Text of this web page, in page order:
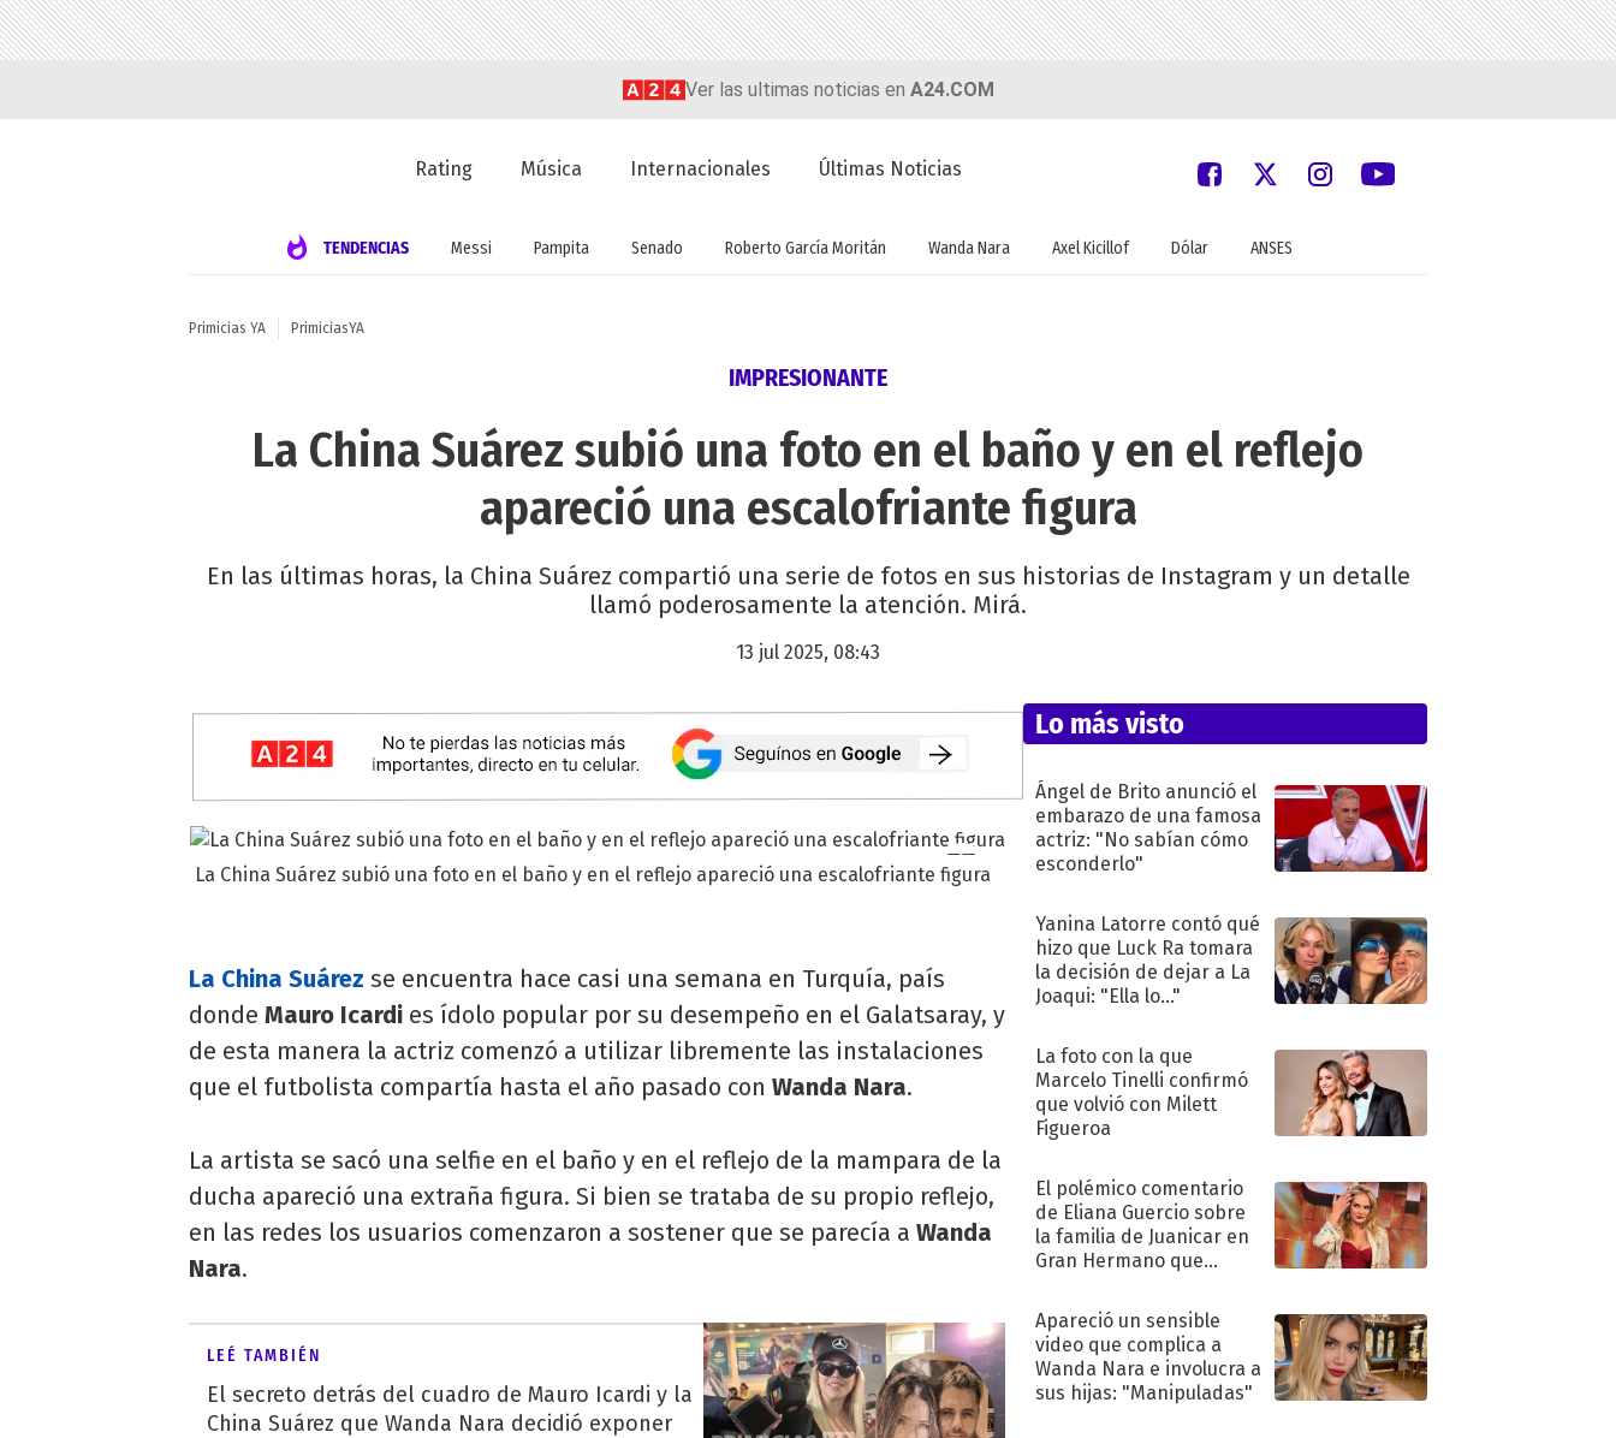
Ver las ultimas noticias en A24.COM
Rating Música Internacionales Últimas Noticias
TENDENCIAS Messi Pampita Senado Roberto García Moritán Wanda Nara Axel Kicillof Dólar ANSES
Primicias YA PrimiciasYA
IMPRESIONANTE
La China Suárez subió una foto en el baño y en el reflejo
apareció una escalofriante figura
En las últimas horas, la China Suárez compartió una serie de fotos en sus historias de Instagram y un detalle
llamó poderosamente la atención. Mirá.
13 jul 2025, 08:43
La China Suárez subió una foto en el baño y en el reflejo apareció una escalofriante figura
La China Suárez se encuentra hace casi una semana en Turquía, país
donde Mauro Icardi es ídolo popular por su desempeño en el Galatsaray, y
de esta manera la actriz comenzó a utilizar libremente las instalaciones
que el futbolista compartía hasta el año pasado con Wanda Nara.
La artista se sacó una selfie en el baño y en el reflejo de la mampara de la
ducha apareció una extraña figura. Si bien se trataba de su propio reflejo,
en las redes los usuarios comenzaron a sostener que se parecía a Wanda
Nara.
LEÉ TAMBIÉN
El secreto detrás del cuadro de Mauro Icardi y la
China Suárez que Wanda Nara decidió exponer
Lo más visto
Ángel de Brito anunció el
embarazo de una famosa
actriz: "No sabían cómo
esconderlo"
Yanina Latorre contó qué
hizo que Luck Ra tomara
la decisión de dejar a La
Joaqui: "Ella lo..."
La foto con la que
Marcelo Tinelli confirmó
que volvió con Milett
Figueroa
El polémico comentario
de Eliana Guercio sobre
la familia de Juanicar en
Gran Hermano que
Apareció un sensible
video que complica a
Wanda Nara e involucra a
sus hijas: "Manipuladas"